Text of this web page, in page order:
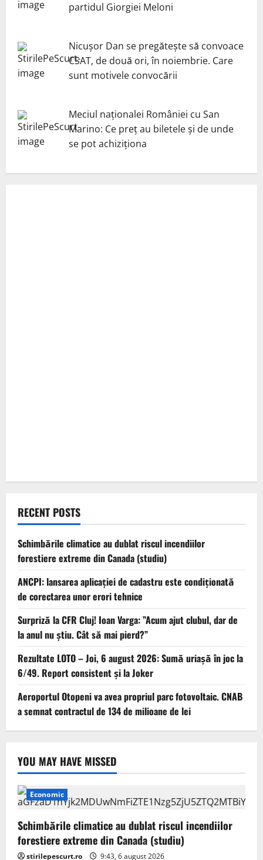
partidul Giorgiei Meloni
Nicuşor Dan se pregăteşte să convoace
CSAT, de două ori, în noiembrie. Care
sunt motivele convocării
Meciul naționalei României cu San
Marino: Ce preț au biletele și de unde
se pot achiziționa
RECENT POSTS
Schimbările climatice au dublat riscul incendiilor
forestiere extreme din Canada (studiu)
ANCPI: lansarea aplicației de cadastru este condiționată
de corectarea unor erori tehnice
Surpriză la CFR Cluj! Ioan Varga: ”Acum ajut clubul, dar de
la anul nu știu. Cât să mai pierd?”
Rezultate LOTO – Joi, 6 august 2026: Sumă uriașă în joc la
6/49. Report consistent și la Joker
Aeroportul Otopeni va avea propriul parc fotovoltaic. CNAB
a semnat contractul de 134 de milioane de lei
YOU MAY HAVE MISSED
Economic
Schimbările climatice au dublat riscul incendiilor
forestiere extreme din Canada (studiu)
stirilepescurt.ro 9:43, 6 august 2026